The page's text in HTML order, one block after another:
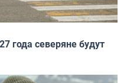
года северяне будут